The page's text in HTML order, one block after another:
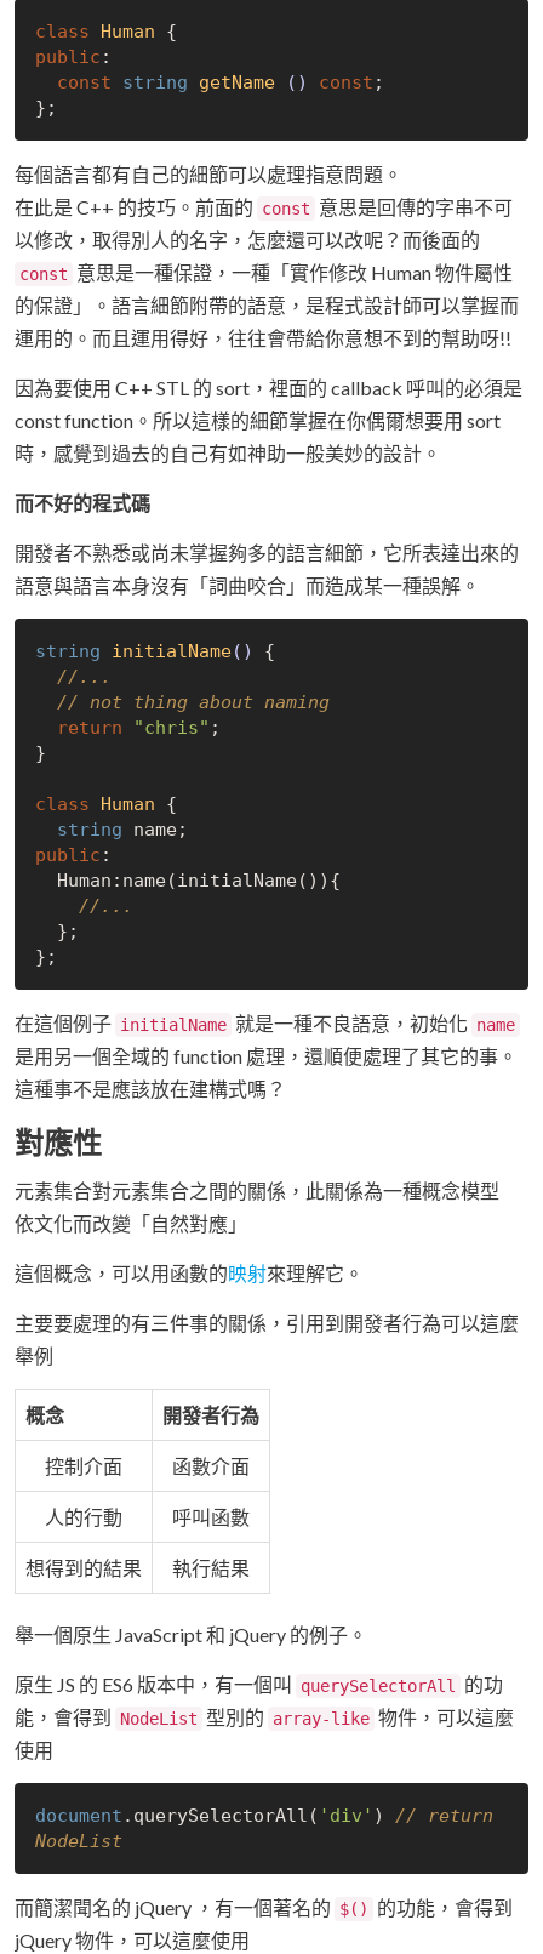
class Human {
public :
const
string getName () const ;
每個語言都有自己的細節可以處理指意問題。
在此是 C++ 的技巧。前面的 const 意思是回傳的字串不可
以修改，取得別人的名字，怎麼還可以改呢？而後面的
const 意思是一種保證，一種「實作修改 Human 物件屬性
的保證」。語言細節附帶的語意，是程式設計師可以掌握而
運用的。而且運用得好，往往會帶給你意想不到的幫助呀!!
因為要使用 C++ STL 的 sort，裡面的 callback 呼叫的必須是
const function。所以這樣的細節掌握在你偶爾想要用 sort
時，感覺到過去的自己有如神助一般美妙的設計。
而不好的程式碼
開發者不熟悉或尚未掌握夠多的語言細節，它所表達出來的
語意與語言本身沒有「詞曲咬合」而造成某一種誤解。
string initialName()
{
//...
// not thing about naming
return
"chris" ;
}
class Human {
string
public :
//...
在這個例子 initialName 就是一種不良語意，初始化 name
是用另一個全域的 function 處理，還順便處理了其它的事。
這種事不是應該放在建構式嗎？
對應性
元素集合對元素集合之間的關係，此關係為一種概念模型
依文化而改變「自然對應」
這個概念，可以用函數的映射來理解它。
主要要處理的有三件事的關係，引用到開發者行為可以這麼
舉例
概念 開發者行為
控制介面 函數介面
人的行動 呼叫函數
想得到的結果 執行結果
舉一個原生 JavaScript 和 jQuery 的例子。
原生 JS 的 ES6 版本中，有一個叫 querySelectorAll 的功
能，會得到
NodeList 型別的 array-like 物件，可以這麼
使用
document .querySelectorAll( 'div' ) // return
NodeList
而簡潔聞名的 jQuery ，有一個著名的 $()
的功能，會得到
jQuery 物件，可以這麼使用